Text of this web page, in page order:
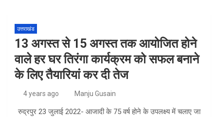
उत्तराखंड
13 अगस्त से 15 अगस्त तक आयोजित होने
वाले हर घर तिरंगा कार्यक्रम को सफल बनाने
के लिए तैयारियां कर दी तेज
4 years ago Manju Gusain
रुद्रपुर 23 जुलाई 2022- आजादी के 75 वर्ष होने के उपलक्ष्य में चलाए जा